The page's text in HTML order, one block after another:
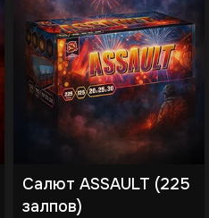
Салют ASSAULT (225
залпов)